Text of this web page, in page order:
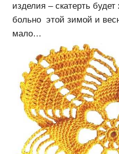
изделия – скатерть
больно этой зимой и
мало…